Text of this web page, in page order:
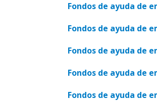
Fondos de ayuda de
Fondos de ayuda de
Fondos de ayuda de
Fondos de ayuda de
Fondos de ayuda de